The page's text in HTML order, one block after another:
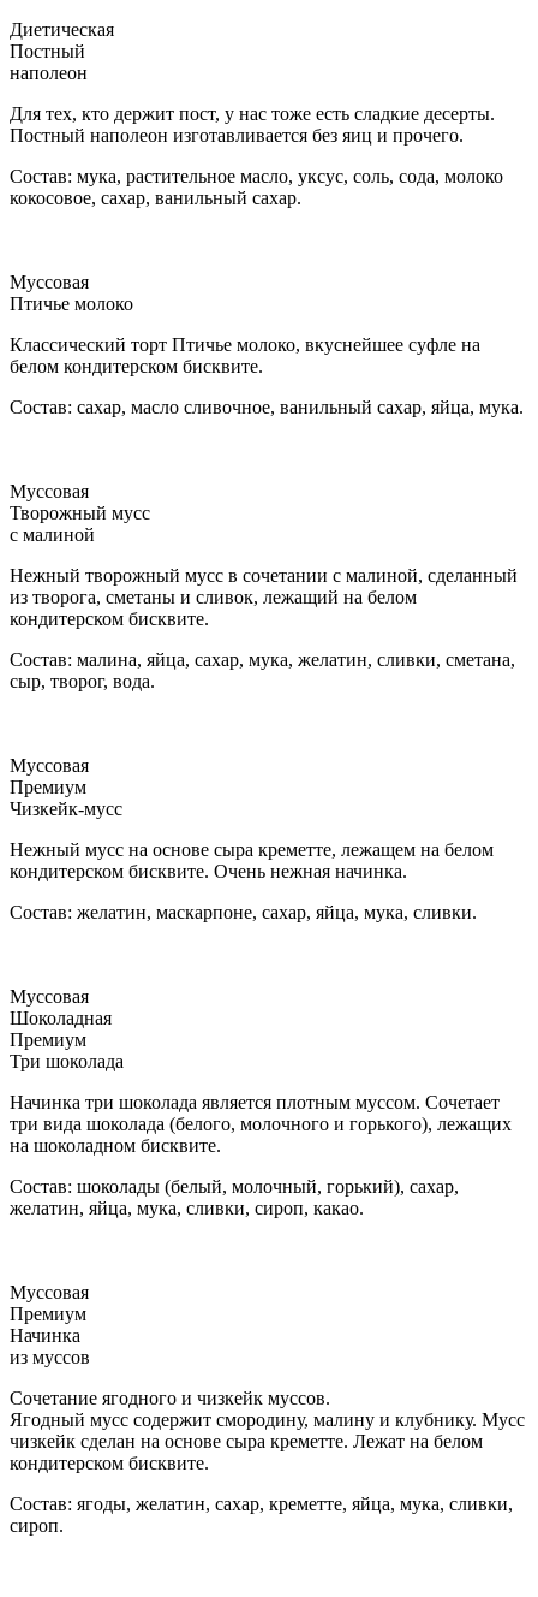
Диетическая
Постный
наполеон
Для тех, кто держит пост, у нас тоже есть сладкие десерты.
Постный наполеон изготавливается без яиц и прочего.
Состав: мука, растительное масло, уксус, соль, сода, молоко
кокосовое, сахар, ванильный сахар.
Муссовая
Птичье молоко
Классический торт Птичье молоко, вкуснейшее суфле на
белом кондитерском бисквите.
Состав: сахар, масло сливочное, ванильный сахар, яйца, мука.
Муссовая
Творожный мусс
с малиной
Нежный творожный мусс в сочетании с малиной, сделанный
из творога, сметаны и сливок, лежащий на белом
кондитерском бисквите.
Состав: малина, яйца, сахар, мука, желатин, сливки, сметана,
сыр, творог, вода.
Муссовая
Премиум
Чизкейк-мусс
Нежный мусс на основе сыра креметте, лежащем на белом
кондитерском бисквите. Очень нежная начинка.
Состав: желатин, маскарпоне, сахар, яйца, мука, сливки.
Муссовая
Шоколадная
Премиум
Три шоколада
Начинка три шоколада является плотным муссом. Сочетает
три вида шоколада (белого, молочного и горького), лежащих
на шоколадном бисквите.
Состав: шоколады (белый, молочный, горький), сахар,
желатин, яйца, мука, сливки, сироп, какао.
Муссовая
Премиум
Начинка
из муссов
Сочетание ягодного и чизкейк муссов.
Ягодный мусс содержит смородину, малину и клубнику. Мусс
чизкейк сделан на основе сыра креметте. Лежат на белом
кондитерском бисквите.
Состав: ягоды, желатин, сахар, креметте, яйца, мука, сливки,
сироп.